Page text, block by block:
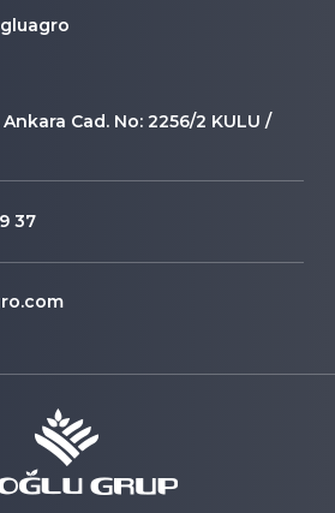
Ankara Cad. No: 2256/2 KULU /
37